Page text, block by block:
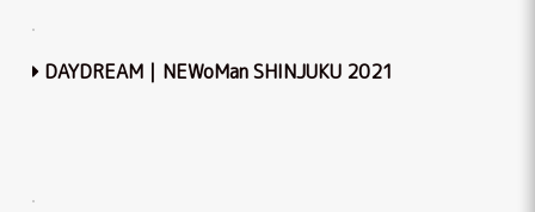
DAYDREAM｜NEWoMan SHINJUKU 2021